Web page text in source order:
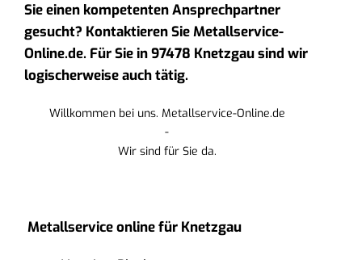
Sie einen kompetenten Ansprechpartner
gesucht? Kontaktieren Sie Metallservice-
Online.de. Für Sie in 97478 Knetzgau sind wir
logischerweise auch tätig.
Willkommen bei uns. Metallservice-Online.de
-
Wir sind für Sie da.
Metallservice online für Knetzgau